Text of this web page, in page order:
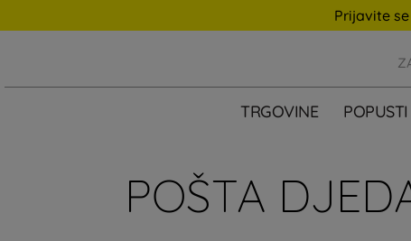
Prijavite
TRGOVINE POPUSTI
POŠTA